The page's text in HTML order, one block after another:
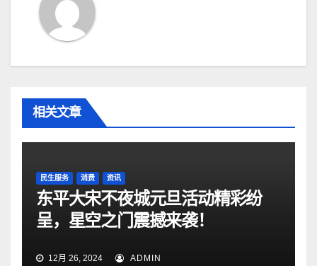
相关文章
民生服务 消费 资讯
东平大宋不夜城元旦活动精彩纷
呈，星空之门震撼来袭！
12月 26, 2024 ADMIN